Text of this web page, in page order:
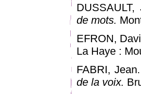
de mots.
EFRON,
La Haye :
FABRI,
de la voix.